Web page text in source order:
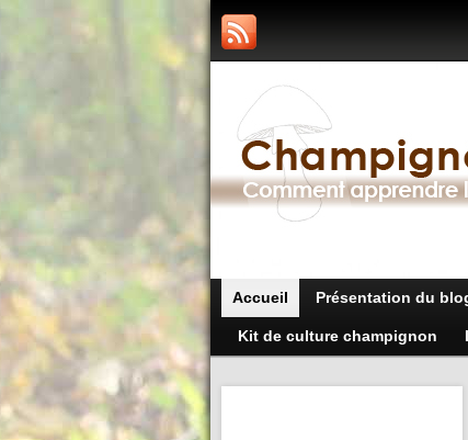
Accueil Présentation du
Kit de culture champignon